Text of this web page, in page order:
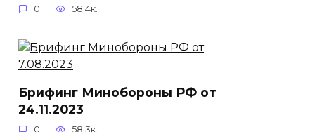
0 58.4к.
Брифинг Минобороны РФ от
24.11.2023
0 58.3к.